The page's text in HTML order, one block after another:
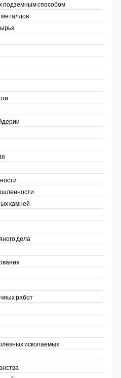
подземным способом
камней
дела
работ
ископаемых
Coal People Magazine
PWC